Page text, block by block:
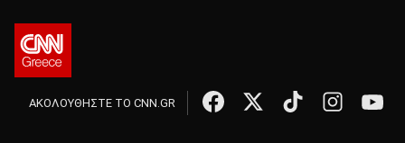
ΑΚΟΛΟΥΘΗΣΤΕ ΤΟ CNN.GR